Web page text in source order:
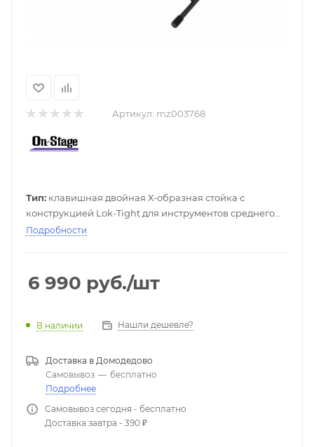
Артикул: mz003768
Тип:
конструкцией Lok-Tight для инструментов среднего
формата
Подробности
6 990 руб./шт
В наличии Нашли дешевле?
Доставка в Домодедово
Самовывоз — бесплатно
Подробнее
Самовывоз сегодня - бесплатно
Доставка завтра - 390 ₽